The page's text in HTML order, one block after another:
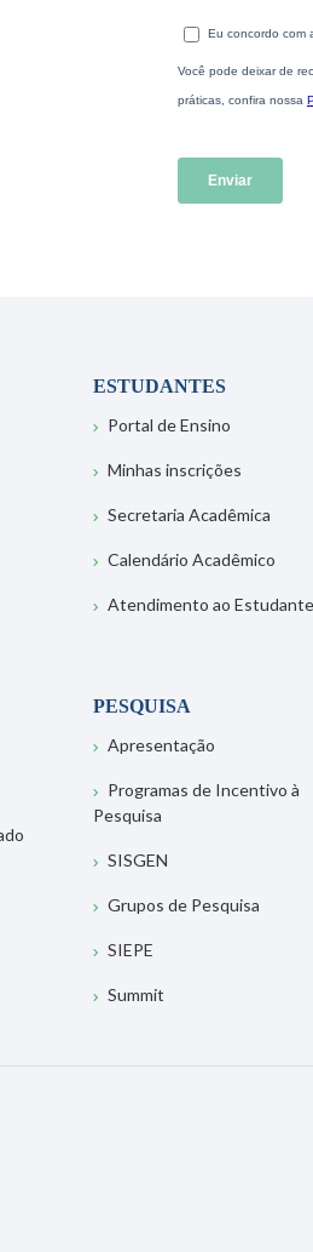
ESTUDANTES
Portal de Ensino
Minhas inscrições
Secretaria Acadêmica
Calendário Acadêmico
Atendimento ao Estudante
PESQUISA
Apresentação
Programas de Incentivo à
Pesquisa
SISGEN
Grupos de Pesquisa
SIEPE
Summit